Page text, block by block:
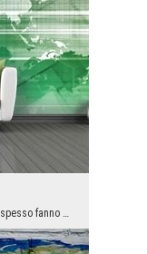
Alcune persone preferiscono la pratica e spesso fanno viaggi folli. Altri preferiscono la teoria ...